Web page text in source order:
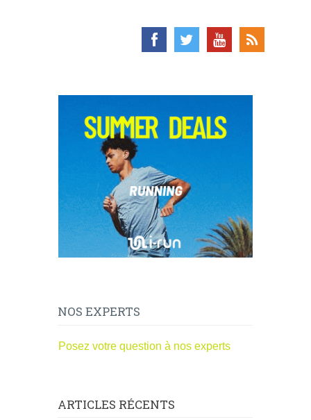
NOS EXPERTS
Posez votre question à nos experts
ARTICLES RÉCENTS